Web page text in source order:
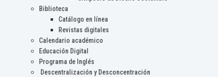
Biblioteca
Catálogo en línea
Revistas digitales
Calendario académico
Educación Digital
Programa de Inglés
Descentralización y Desconcentración